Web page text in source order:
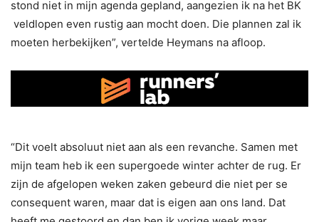
stond niet in mijn agenda gepland, aangezien ik na het BK
veldlopen even rustig aan mocht doen. Die plannen zal ik
moeten herbekijken”, vertelde Heymans na afloop.
“Dit voelt absoluut niet aan als een revanche. Samen met
mijn team heb ik een supergoede winter achter de rug. Er
zijn de afgelopen weken zaken gebeurd die niet per se
consequent waren, maar dat is eigen aan ons land. Dat